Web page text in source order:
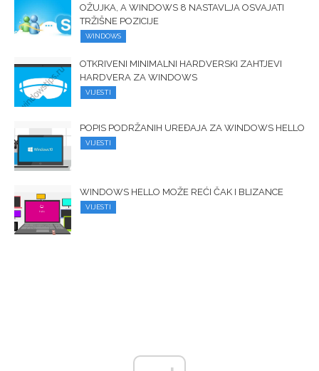
OŽUJKA, A WINDOWS 8 NASTAVLJA OSVAJATI
TRŽIŠNE POZICIJE
WINDOWS
OTKRIVENI MINIMALNI HARDVERSKI ZAHTJEVI
HARDVERA ZA WINDOWS
VIJESTI
POPIS PODRŽANIH UREĐAJA ZA WINDOWS HELLO
VIJESTI
WINDOWS HELLO MOŽE REĆI ČAK I BLIZANCE
VIJESTI